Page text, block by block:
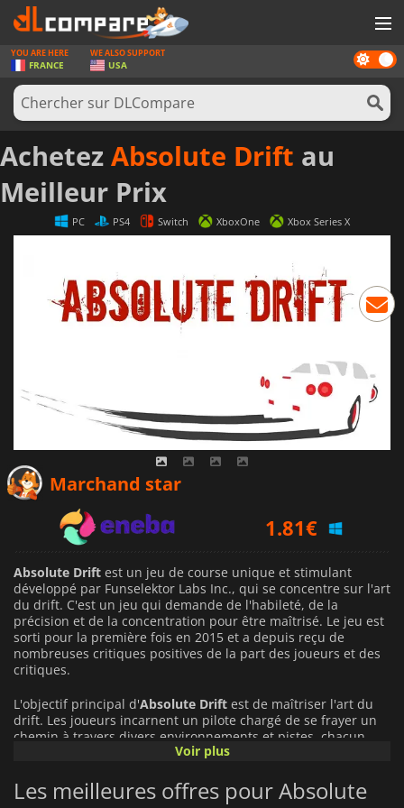
JEUX
CARTES PRÉPAYÉES
LOGICIELS
CONCOURS
MATÉRIEL
SE CONNECTER OU S'INSCRIRE
Dark
mode
YOU ARE HERE
FRANCE
WE ALSO SUPPORT
USA
Achetez Absolute Drift au
Meilleur Prix
PC PS4 Switch XboxOne Xbox Series X
Marchand star
1.81€
2.19€
Absolute Drift est un jeu de course unique et stimulant
développé par Funselektor Labs Inc., qui se concentre sur l'art
du drift. C'est un jeu qui demande de l'habileté, de la
précision et de la concentration pour être maîtrisé. Le jeu est
sorti pour la première fois en 2015 et a depuis reçu de
nombreuses critiques positives de la part des joueurs et des
critiques.
L'objectif principal d'Absolute Drift est de maîtriser l'art du
drift. Les joueurs incarnent un pilote chargé de se frayer un
chemin à travers divers environnements et pistes, chacun
présentant ses propres défis. Le jeu n'est pas seulement une
Les joueurs doivent apprendre à contrôler leur voiture afin de
maintenir leur vitesse tout en continuant de dériver. Le jeu
Voir plus
Les meilleures offres pour Absolute